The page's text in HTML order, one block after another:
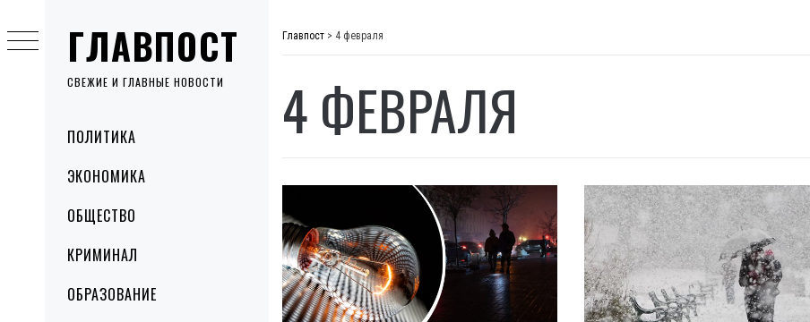
ГЛАВПОСТ
СВЕЖИЕ И ГЛАВНЫЕ НОВОСТИ
MenuПОЛИТИКА
ЭКОНОМИКА
ОБЩЕСТВО
КРИМИНАЛ
ОБРАЗОВАНИЕ
to
content
Главпост > 4 февраля
4 ФЕВРАЛЯ